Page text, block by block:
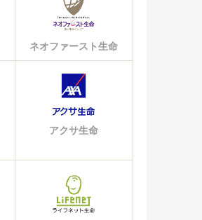
ネオファースト生命
アクサ生命